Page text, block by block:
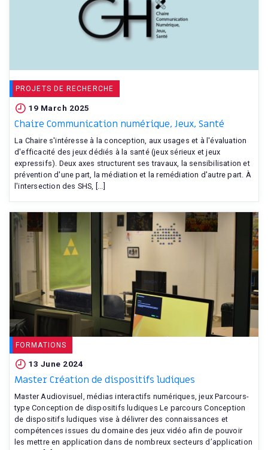
PROJETS DE RECHERCHE
19 March 2025
Chaire Communication numérique, Jeux, Santé
La Chaire s'intéresse à la conception, aux usages et à l'évaluation
d'efficacité des jeux dédiés à la santé (jeux sérieux et jeux
expressifs). Deux axes structurent ses travaux, la sensibilisation et
prévention d'une part, la médiation et la remédiation d'autre part. À
l'intersection des SHS, [...]
FORMATIONS
13 June 2024
Master Création de dispositifs ludiques
Master Audiovisuel, médias interactifs numériques, jeux Parcours-
type Conception de dispositifs ludiques Le parcours Conception
de dispositifs ludiques vise à délivrer des connaissances et
compétences issues du domaine des jeux vidéo afin de pouvoir
les mettre en application dans de nombreux secteurs d’application